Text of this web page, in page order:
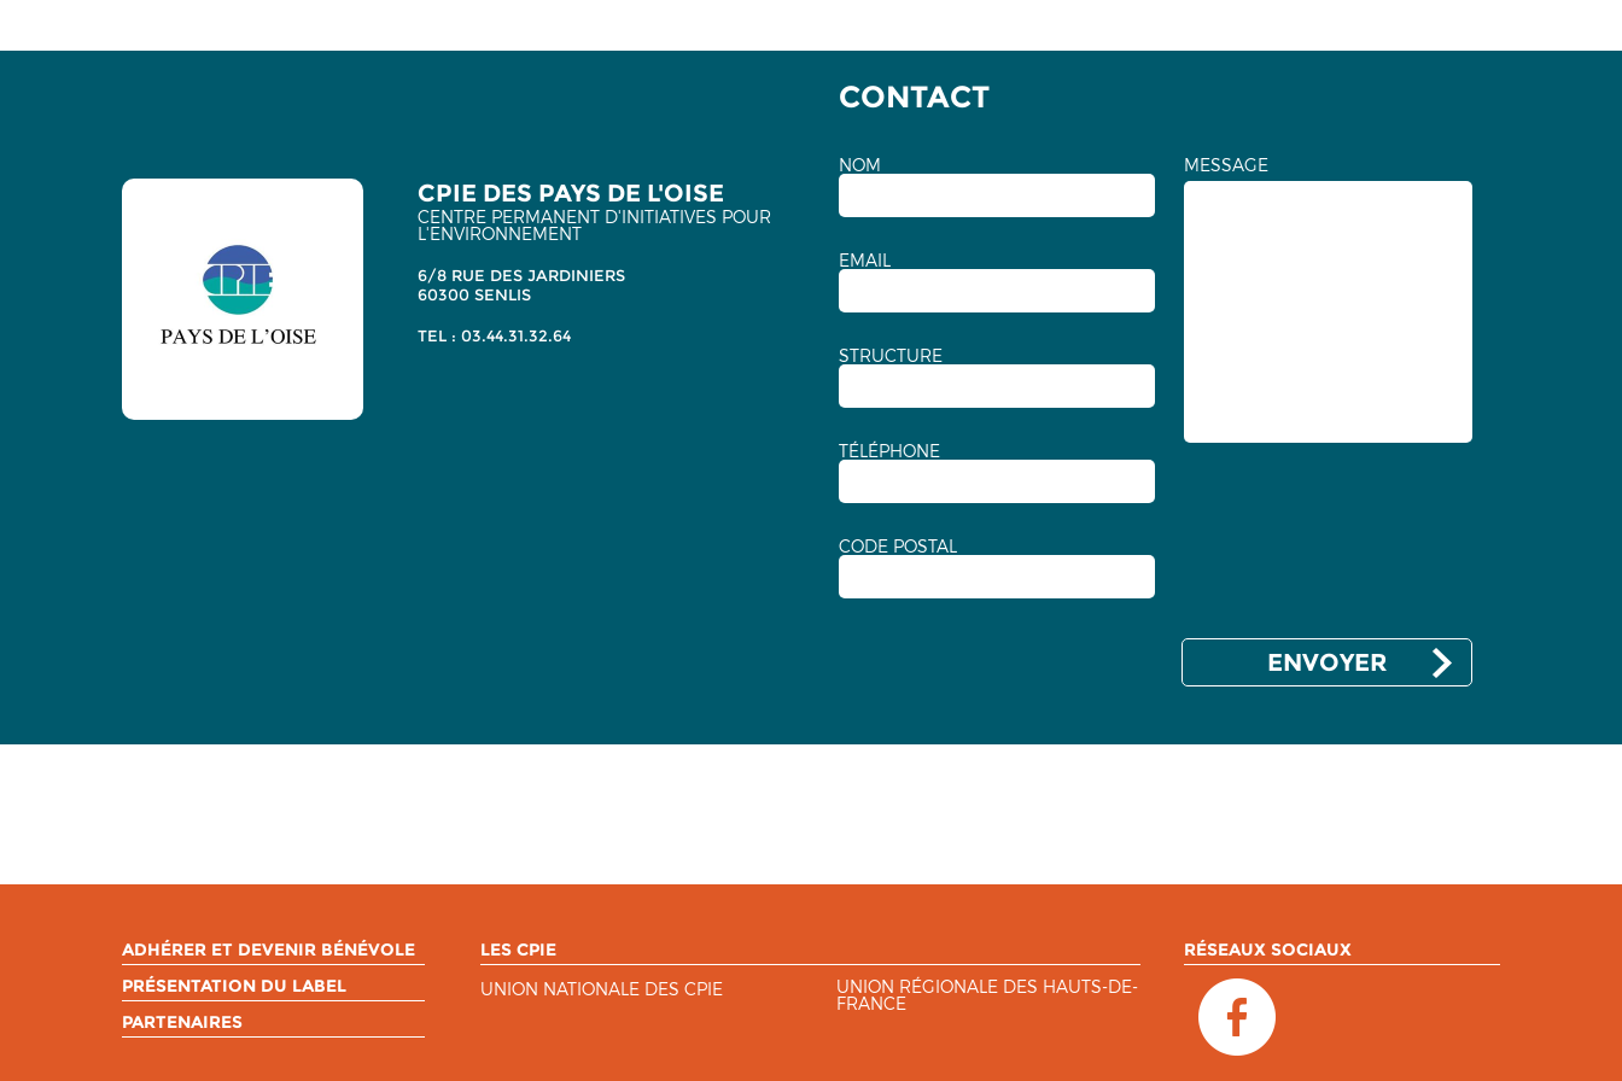
CPIE DES PAYS DE L'OISE
CENTRE PERMANENT D'INITIATIVES POUR
L'ENVIRONNEMENT
6/8 RUE DES JARDINIERS
60300 SENLIS
TEL : 03.44.31.32.64
CONTACT
NOM
EMAIL
STRUCTURE
TÉLÉPHONE
CODE POSTAL
MESSAGE
ADHÉRER ET DEVENIR BÉNÉVOLE
PRÉSENTATION DU LABEL
PARTENAIRES
LES CPIE
UNION NATIONALE DES CPIE
UNION RÉGIONALE DES HAUTS-DE-
FRANCE
RÉSEAUX SOCIAUX